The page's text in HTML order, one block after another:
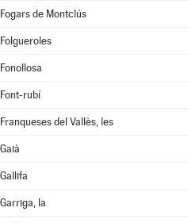
Fogars de Montclús
Folgueroles
Fonollosa
Font-rubí
Franqueses del Vallès, les
Gaià
Gallifa
Garriga, la